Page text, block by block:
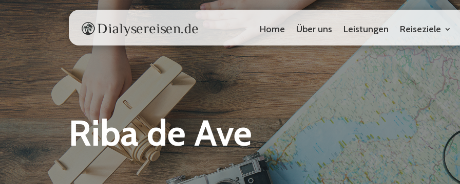
Home Über uns Leistungen Reiseziele
Riba de Ave